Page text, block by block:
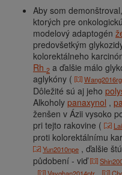
Aby som
ktorých pre
modelový adaptogén
predovšetkým
kolorektálneho
Rh 2 a ďalšie málo
aglykóny (
Dôležité sú aj jeho
Alkoholy panaxynol ,
ženšen v Ázii vysoko
pri tejto rakovine (
proti kolorektálnímu
Yun2010npe , ďalšie
půdobení - viď